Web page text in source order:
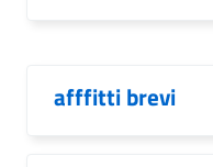
afffitti brevi